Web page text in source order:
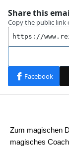
Zum magischen
magisches